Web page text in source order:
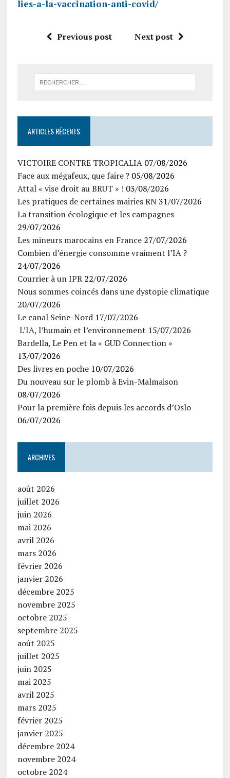
lies-a-la-vaccination-anti-covid/
Previous post Next post
ARTICLES RÉCENTS
VICTOIRE CONTRE TROPICALIA 07/08/2026
Face aux mégafeux, que faire ? 05/08/2026
Attal « vise droit au BRUT » ! 03/08/2026
Les pratiques de certaines mairies RN 31/07/2026
La transition écologique et les campagnes
29/07/2026
Les mineurs marocains en France 27/07/2026
Combien d’énergie consomme vraiment l’IA ?
24/07/2026
Courrier à un IPR 22/07/2026
Nous sommes coincés dans une dystopie climatique
20/07/2026
Le canal Seine-Nord 17/07/2026
L’IA, l’humain et l’environnement 15/07/2026
Bardella, Le Pen et la « GUD Connection »
13/07/2026
Des livres en poche 10/07/2026
Du nouveau sur le plomb à Evin-Malmaison
08/07/2026
Pour la première fois depuis les accords d’Oslo
06/07/2026
ARCHIVES
août 2026
juillet 2026
juin 2026
mai 2026
avril 2026
mars 2026
février 2026
janvier 2026
décembre 2025
novembre 2025
octobre 2025
septembre 2025
août 2025
juillet 2025
juin 2025
mai 2025
avril 2025
mars 2025
février 2025
janvier 2025
décembre 2024
novembre 2024
octobre 2024